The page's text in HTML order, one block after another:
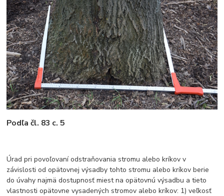
Podľa čl. 83 c. 5
Úrad pri povoľovaní odstraňovania stromu alebo kríkov v
závislosti od opätovnej výsadby tohto stromu alebo kríkov berie
do úvahy najmä dostupnosť miest na opätovnú výsadbu a tieto
vlastnosti opätovne vysadených stromov alebo kríkov: 1) veľkosť